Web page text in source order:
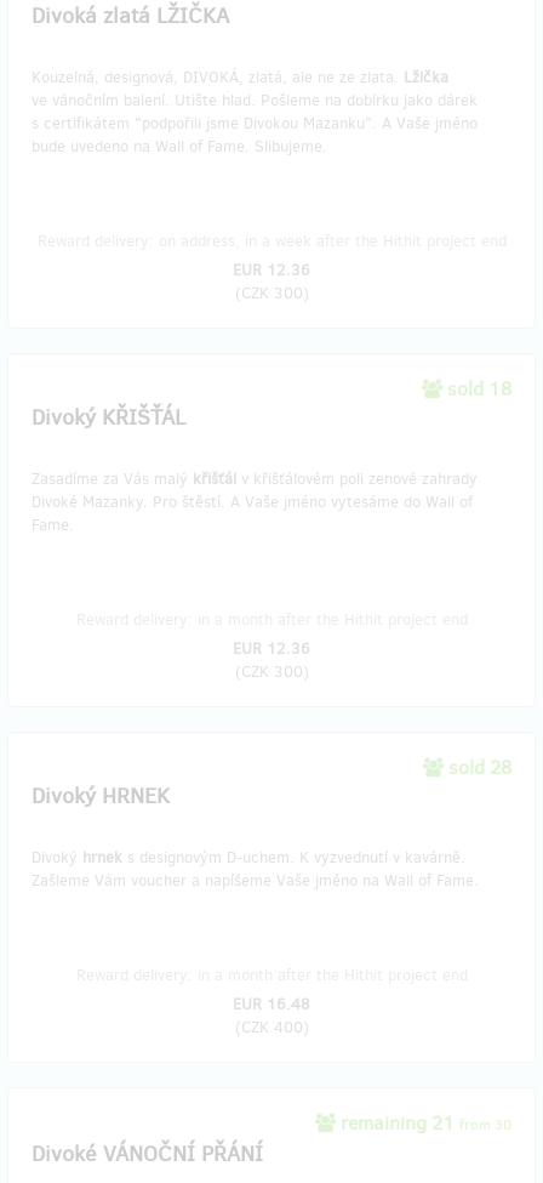
Divoká zlatá LŽIČKA
Kouzelná, designová, DIVOKÁ, zlatá, ale ne ze zlata. Lžička
ve vánočním balení. Utište hlad. Pošleme na dobírku jako dárek
s certifikátem "podpořili jsme Divokou Mazanku". A Vaše jméno
bude uvedeno na Wall of Fame. Slibujeme.
EUR 12.36
(CZK 300)
sold 18
Divoký KŘIŠŤÁL
Zasadíme za Vás malý křišťál v křišťálovém poli zenové zahrady
Divoké Mazanky. Pro štěstí. A Vaše jméno vytesáme do Wall of
Fame.
EUR 12.36
(CZK 300)
sold 28
Divoký HRNEK
Divoký hrnek s designovým D-uchem. K vyzvednutí v kavárně.
Zašleme Vám voucher a napíšeme Vaše jméno na Wall of Fame.
EUR 16.48
(CZK 400)
remaining 21 from 30
Divoké VÁNOČNÍ PŘÁNÍ